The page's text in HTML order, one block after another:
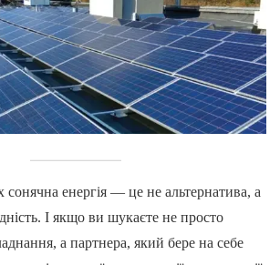
сонячна енергія — це не альтернатива, а
І якщо ви шукаєте не просто
а партнера, який бере на себе